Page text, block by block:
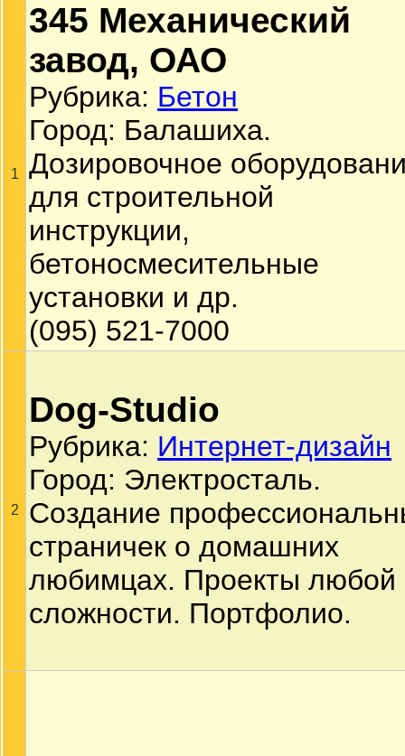
1
345 Механический
завод, ОАО
Рубрика: Бетон
Город: Балашиха.
Дозировочное
для строительной
инструкции,
бетоносмесительные
установки и др.
(095) 521-7000
2
Dog-Studio
Рубрика: Интернет-дизайн
Город: Электросталь.
Создание
страничек о домашних
любимцах. Проекты любой
сложности. Портфолио.